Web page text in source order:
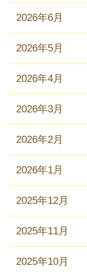
2026年6月
2026年5月
2026年4月
2026年3月
2026年2月
2026年1月
2025年12月
2025年11月
2025年10月